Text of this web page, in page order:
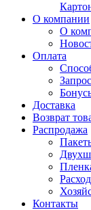
О компании
О
Оплата
Доставка
Возврат
Распродажа
Контакты